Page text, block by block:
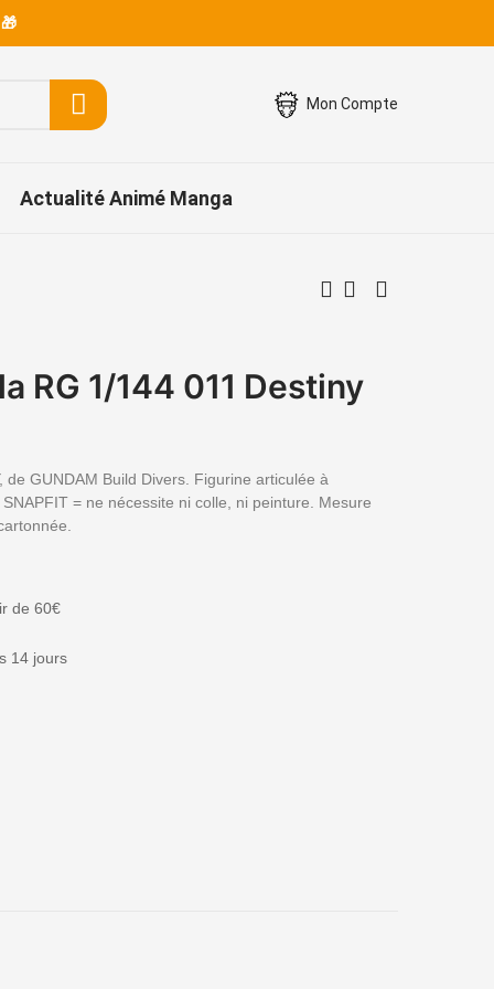
Mon Compte
Actualité Animé Manga
RG 1/144 011 Destiny
de GUNDAM Build Divers. Figurine articulée à
= ne nécessite ni colle, ni peinture. Mesure
de 60€
14 jours